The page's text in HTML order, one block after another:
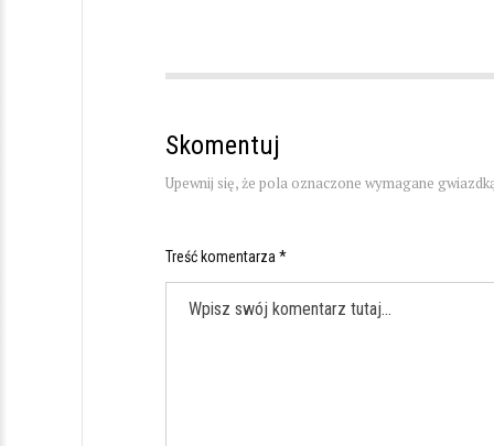
Skomentuj
Upewnij się, że pola oznaczone wymagane
Treść komentarza *